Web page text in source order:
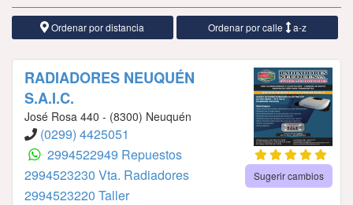
Ordenar por distancia Ordenar por calle a-z
RADIADORES NEUQUÉN
S.A.I.C.
José Rosa 440 - (8300) Neuquén
(0299) 4425051
2994522949 Repuestos
2994523230 Vta. Radiadores
2994523220 Taller
Sugerir cambios